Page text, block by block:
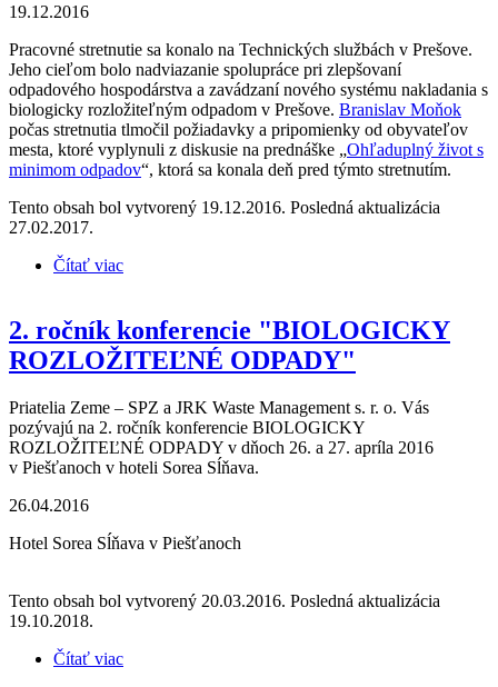
19.12.2016
Pracovné stretnutie sa konalo na Technických službách v Prešove.
Jeho cieľom bolo nadviazanie spolupráce pri zlepšovaní
odpadového hospodárstva a zavádzaní nového systému nakladania s
biologicky rozložiteľným odpadom v Prešove. Branislav Moňok
počas stretnutia tlmočil požiadavky a pripomienky od obyvateľov
mesta, ktoré vyplynuli z diskusie na prednáške „Ohľaduplný život s
minimom odpadov“, ktorá sa konala deň pred týmto stretnutím.
Tento obsah bol vytvorený 19.12.2016. Posledná aktualizácia
27.02.2017.
Čítať viac
2. ročník konferencie "BIOLOGICKY
ROZLOŽITEĽNÉ ODPADY"
Priatelia Zeme – SPZ a JRK Waste Management s. r. o. Vás
pozývajú na 2. ročník konferencie BIOLOGICKY
ROZLOŽITEĽNÉ ODPADY v dňoch 26. a 27. apríla 2016
v Piešťanoch v hoteli Sorea Sĺňava.
26.04.2016
Hotel Sorea Sĺňava v Piešťanoch
Tento obsah bol vytvorený 20.03.2016. Posledná aktualizácia
19.10.2018.
Čítať viac